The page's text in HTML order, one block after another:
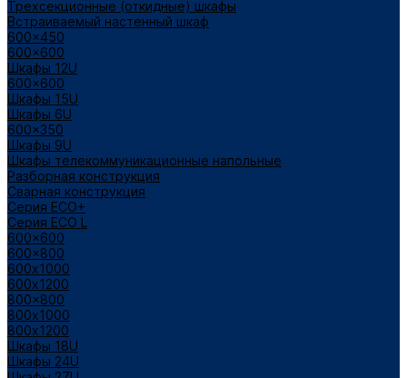
Трехсекционные (откидные) шкафы
Встраиваемый настенный шкаф
600x450
600x600
Шкафы 12U
600x600
Шкафы 15U
Шкафы 6U
600x350
Шкафы 9U
Шкафы телекоммуникационные напольные
Разборная конструкция
Сварная конструкция
Серия ECO+
Серия ECO L
600x600
600x800
600х1000
600х1200
800x800
800х1000
800х1200
Шкафы 18U
Шкафы 24U